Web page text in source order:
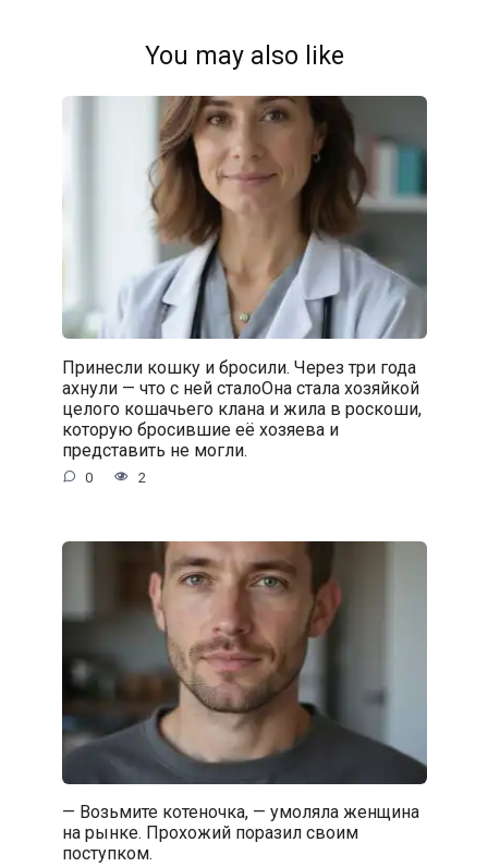
You may also like
Принесли кошку и бросили. Через три года
ахнули — что с ней сталоОна стала хозяйкой
целого кошачьего клана и жила в роскоши,
которую бросившие её хозяева и
представить не могли.
0 2
— Возьмите котеночка, — умоляла женщина
на рынке. Прохожий поразил своим
поступком.